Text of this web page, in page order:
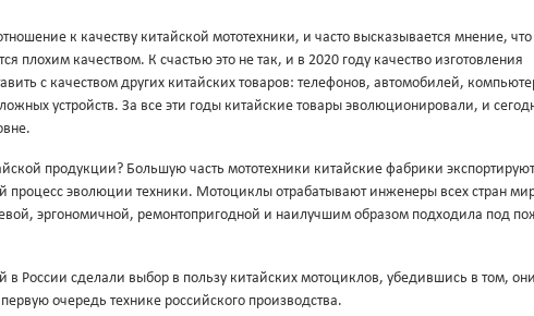
к качеству китайской мототехники, и часто высказывается мнение, что
плохим качеством. К счастью это не так, и в 2020 году качество изготовления
с качеством других китайских товаров: телефонов, автомобилей,
устройств. За все эти годы китайские товары эволюционировали, и
продукции? Большую часть мототехники китайские фабрики
процесс эволюции техники. Мотоциклы отрабатывают инженеры всех стран
эргономичной, ремонтопригодной и наилучшим образом подходила под
России сделали выбор в пользу китайских мотоциклов, убедившись в том,
очередь технике российского производства.